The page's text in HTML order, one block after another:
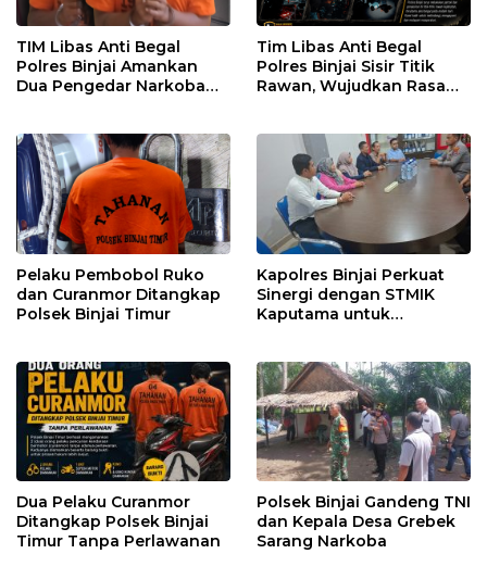
TIM Libas Anti Begal
Polres Binjai Amankan
Dua Pengedar Narkoba
Tim Libas Anti Begal
Polres Binjai Sisir Titik
Rawan, Wujudkan Rasa
Pelaku Pembobol Ruko
dan Curanmor Ditangkap
Polsek Binjai Timur
Kapolres Binjai Perkuat
Sinergi dengan STMIK
Kaputama untuk
Dua Pelaku Curanmor
Ditangkap Polsek Binjai
Timur Tanpa Perlawanan
Polsek Binjai Gandeng TNI
dan Kepala Desa Grebek
Sarang Narkoba